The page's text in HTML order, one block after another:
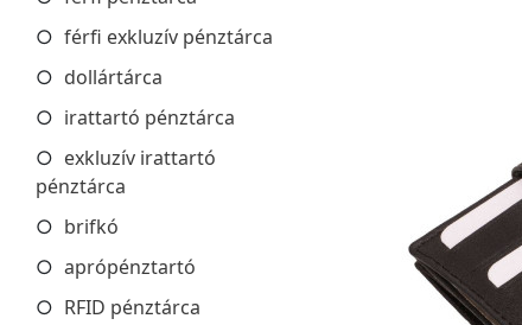
férfi exkluzív pénztárca
dollártárca
irattartó pénztárca
exkluzív irattartó
pénztárca
brifkó
aprópénztartó
RFID pénztárca